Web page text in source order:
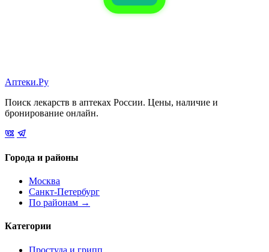
Аптеки.Ру
Поиск лекарств в аптеках России. Цены, наличие и
бронирование онлайн.
Города и районы
Москва
Санкт-Петербург
По районам →
Категории
Простуда и грипп